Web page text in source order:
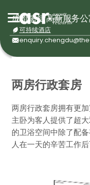
成都盛捷高新服务
可持续酒店
两房行政套房
两房行政套房拥有更
主卧为客人提供了超
的卫浴空间中除了配
人在一天的辛苦工作后